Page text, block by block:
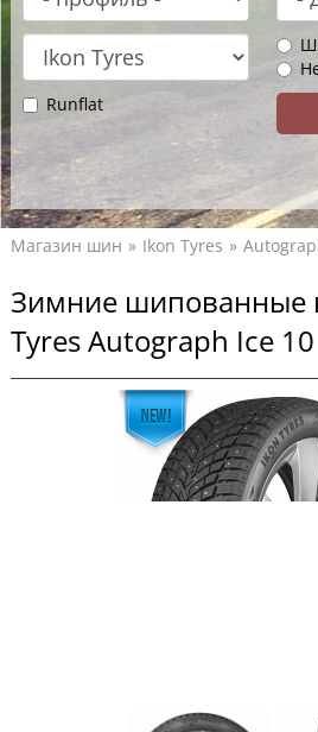
Runflat
Магазин шин Ikon Tyres
Зимние шипованные
Tyres Autograph Ice